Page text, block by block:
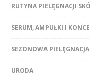
RUTYNA PIELĘGNACJI
SERUM, AMPUŁKI I
SEZONOWA
URODA